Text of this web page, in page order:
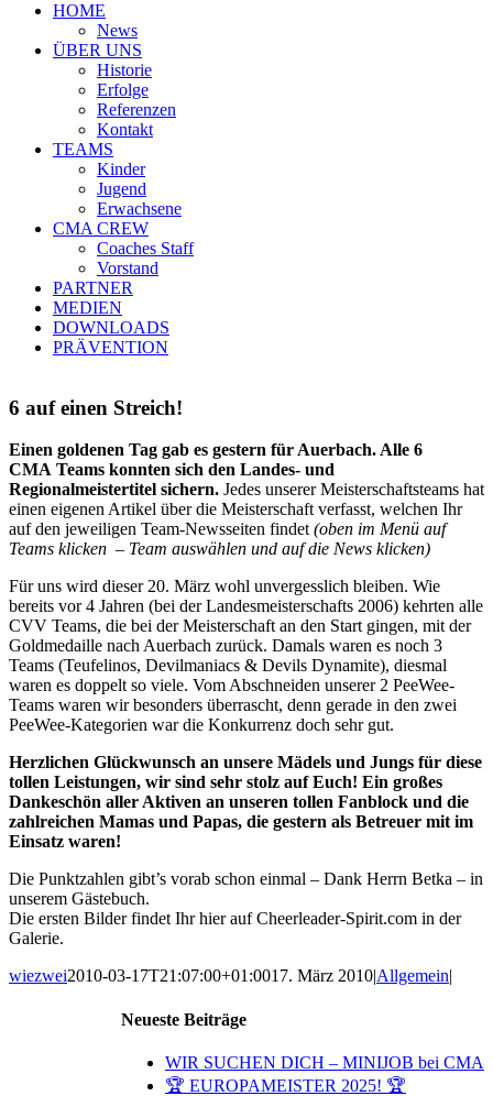
HOME
News
ÜBER UNS
Historie
Erfolge
Referenzen
Kontakt
TEAMS
Kinder
Jugend
Erwachsene
CMA CREW
Coaches Staff
Vorstand
PARTNER
MEDIEN
DOWNLOADS
PRÄVENTION
6 auf einen Streich!
Einen goldenen Tag gab es gestern für Auerbach. Alle 6
CMA Teams konnten sich den Landes- und
Regionalmeistertitel sichern. Jedes unserer Meisterschaftsteams hat
einen eigenen Artikel über die Meisterschaft verfasst, welchen Ihr
auf den jeweiligen Team-Newsseiten findet(oben im Menü auf
Teams klicken – Team auswählen und auf die News klicken)
Für uns wird dieser 20. März wohl unvergesslich bleiben. Wie
bereits vor 4 Jahren (bei der Landesmeisterschafts 2006) kehrten alle
CVV Teams, die bei der Meisterschaft an den Start gingen, mit der
Goldmedaille nach Auerbach zurück. Damals waren es noch 3
Teams (Teufelinos, Devilmaniacs & Devils Dynamite), diesmal
waren es doppelt so viele. Vom Abschneiden unserer 2 PeeWee-
Teams waren wir besonders überrascht, denn gerade in den zwei
PeeWee-Kategorien war die Konkurrenz doch sehr gut.
Herzlichen Glückwunsch an unsere Mädels und Jungs für diese
tollen Leistungen, wir sind sehr stolz auf Euch! Ein großes
Dankeschön aller Aktiven an unseren tollen Fanblock und die
zahlreichen Mamas und Papas, die gestern als Betreuer mit im
Einsatz waren!
Die Punktzahlen gibt’s vorab schon einmal – Dank Herrn Betka – in
unserem Gästebuch.
Die ersten Bilder findet Ihrhier auf Cheerleader-Spirit.com in der
Galerie.
wiezwei2010-03-17T21:07:00+01:0017. März 2010|Allgemein|
Neueste Beiträge
WIR SUCHEN DICH – MINIJOB bei CMA
🏆 EUROPAMEISTER 2025! 🏆